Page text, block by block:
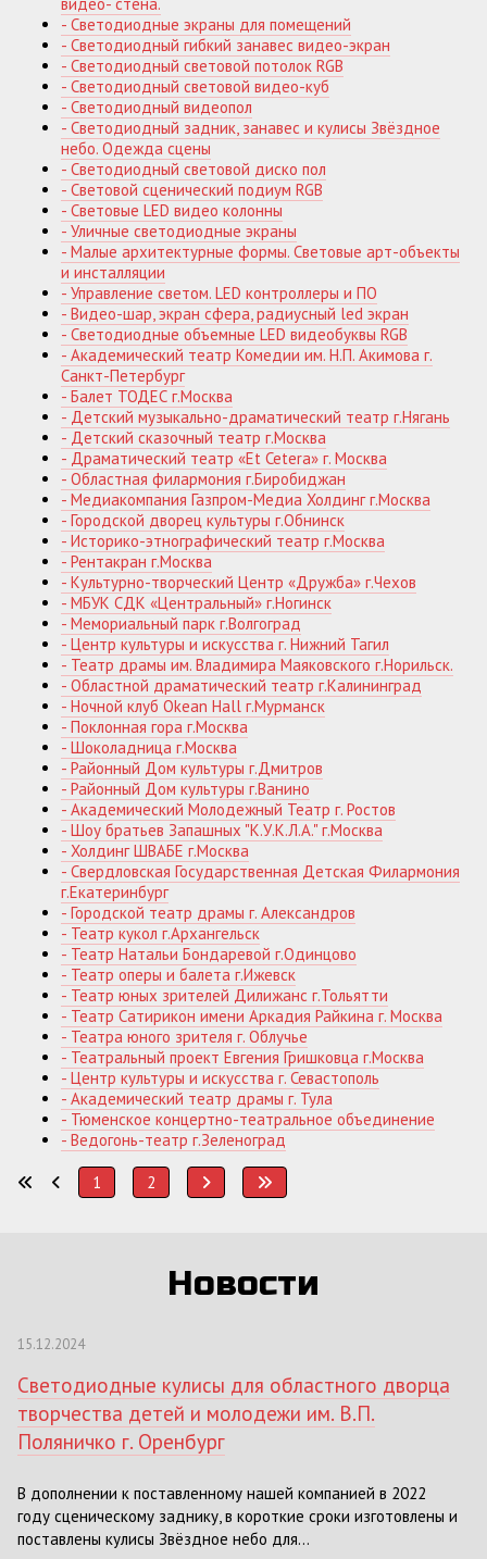
- Светодиодные экраны для помещений
- Светодиодный гибкий занавес видео-экран
- Светодиодный световой потолок RGB
- Светодиодный световой видео-куб
- Светодиодный видеопол
- Светодиодный задник, занавес и кулисы Звёздное
небо. Одежда сцены
- Светодиодный световой диско пол
- Световой сценический подиум RGB
- Световые LED видео колонны
- Уличные светодиодные экраны
- Малые архитектурные формы. Световые арт-объекты
и инсталляции
- Управление светом. LED контроллеры и ПО
- Видео-шар, экран сфера, радиусный led экран
- Светодиодные объемные LED видеобуквы RGB
- Академический театр Комедии им. Н.П. Акимова г.
Санкт-Петербург
- Балет ТОДЕС г.Москва
- Детский музыкально-драматический театр г.Нягань
- Детский сказочный театр г.Москва
- Драматический театр «Et Cetera» г. Москва
- Областная филармония г.Биробиджан
- Медиакомпания Газпром-Медиа Холдинг г.Москва
- Городской дворец культуры г.Обнинск
- Историко-этнографический театр г.Москва
- Рентакран г.Москва
- Культурно-творческий Центр «Дружба» г.Чехов
- МБУК СДК «Центральный» г.Ногинск
- Мемориальный парк г.Волгоград
- Центр культуры и искусства г. Нижний Тагил
- Театр драмы им. Владимира Маяковского г.Норильск.
- Областной драматический театр г.Калининград
- Ночной клуб Okean Hall г.Мурманск
- Поклонная гора г.Москва
- Шоколадница г.Москва
- Районный Дом культуры г.Дмитров
- Районный Дом культуры г.Ванино
- Академический Молодежный Театр г. Ростов
- Шоу братьев Запашных "К.У.К.Л.А." г.Москва
- Холдинг ШВАБЕ г.Москва
- Свердловская Государственная Детская Филармония
г.Екатеринбург
- Городской театр драмы г. Александров
- Театр кукол г.Архангельск
- Театр Натальи Бондаревой г.Одинцово
- Театр оперы и балета г.Ижевск
- Театр юных зрителей Дилижанс г.Тольятти
- Театр Сатирикон имени Аркадия Райкина г. Москва
- Театра юного зрителя г. Облучье
- Театральный проект Евгения Гришковца г.Москва
- Центр культуры и искусства г. Севастополь
- Академический театр драмы г. Тула
- Тюменское концертно-театральное объединение
- Ведогонь-театр г.Зеленоград
1 2
Новости
15.12.2024
Светодиодные кулисы для областного дворца
творчества детей и молодежи им. В.П.
Поляничко г. Оренбург
В дополнении к поставленному нашей компанией в 2022
году сценическому заднику, в короткие сроки изготовлены и
поставлены кулисы Звёздное небо для...